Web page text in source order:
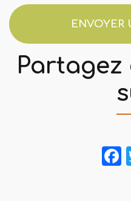
ENVOYER